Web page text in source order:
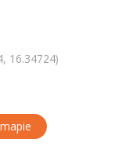
16.34724)